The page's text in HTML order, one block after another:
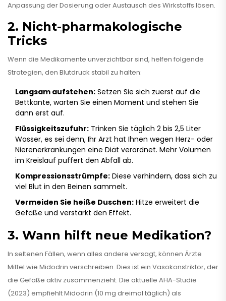
Anpassung der Dosierung oder Austausch des Wirkstoffs lösen.
2. Nicht-pharmakologische
Tricks
Wenn die Medikamente unverzichtbar sind, helfen folgende
Strategien, den Blutdruck stabil zu halten:
Langsam aufstehen: Setzen Sie sich zuerst auf die
Bettkante, warten Sie einen Moment und stehen Sie
dann erst auf.
Flüssigkeitszufuhr: Trinken Sie täglich 2 bis 2,5 Liter
Wasser, es sei denn, Ihr Arzt hat Ihnen wegen Herz- oder
Nierenerkrankungen eine Diät verordnet. Mehr Volumen
im Kreislauf puffert den Abfall ab.
Kompressionsstrümpfe: Diese verhindern, dass sich zu
viel Blut in den Beinen sammelt.
Vermeiden Sie heiße Duschen: Hitze erweitert die
Gefäße und verstärkt den Effekt.
3. Wann hilft neue Medikation?
In seltenen Fällen, wenn alles andere versagt, können Ärzte
Mittel wie Midodrin verschreiben. Dies ist ein Vasokonstriktor, der
die Gefäße aktiv zusammenzieht. Die aktuelle AHA-Studie
(2023) empfiehlt Midodrin (10 mg dreimal täglich) als